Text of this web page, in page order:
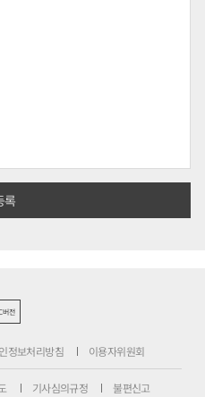
버전
정보처리방침 이용자위원회
기사심의규정 불편신고